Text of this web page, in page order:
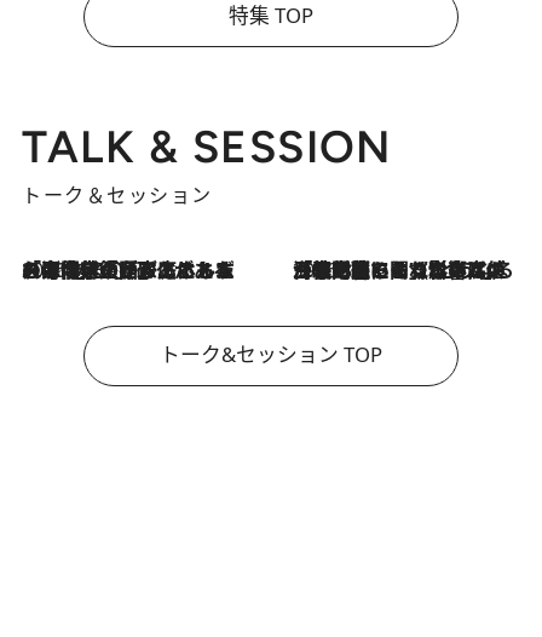
特集 TOP
TALK & SESSION
トーク＆セッション
2026.8.3
「今後値上げがあるとすれば…」「リスクがあるのは今年の冬」エネルギー専門家が語る、ホルムズ海峡封鎖が家庭にもたらす“ある心配” 2026.8.3
「住宅建てられない…」「サーチャージ料の高値が続いている」ホルムズ海峡封鎖による影響はいつまで続く？《エネルギー専門家に聞く“どうなる日本の暮らし”》
トーク&セッション TOP